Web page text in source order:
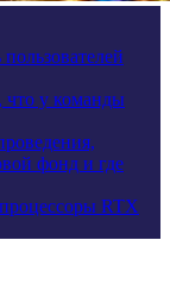
у команды
фонд и где
RTX